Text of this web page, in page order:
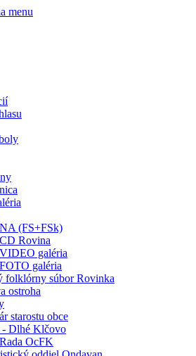
menu
(FS+FSk)
CD Rovina
VIDEO galéria
FOTO galéria
folklórny súbor Rovinka
ostroha
starostu obce
Dlhé Klčovo
Rada OcFK